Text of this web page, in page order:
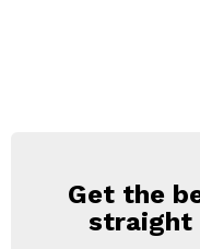
Get the
straight